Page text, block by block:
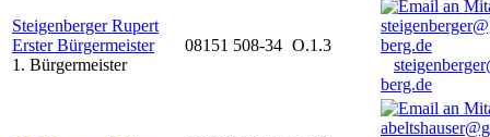
Steigenberger Rupert
Erster Bürgermeister
1. Bürgermeister
08151 508-34 O.1.3
berg.de